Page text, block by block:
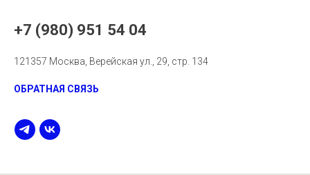
+7 (980) 951 54 04
121357 Москва, Верейская ул., 29, стр. 134
ОБРАТНАЯ СВЯЗЬ